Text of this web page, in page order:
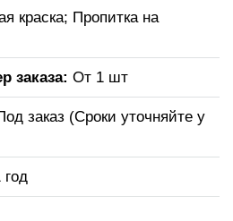
краска; Пропитка на
заказа: От 1 шт
заказ (Сроки уточняйте у
год